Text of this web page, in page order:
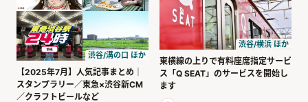
渋谷/溝の口 ほか
【2025年7月】人気記事まとめ｜
スタンプラリー／東急×渋谷新CM
／クラフトビールなど
渋谷/横浜 ほか
東横線の上りで有料座席指定サービ
ス「Q SEAT」のサービスを開始し
ます